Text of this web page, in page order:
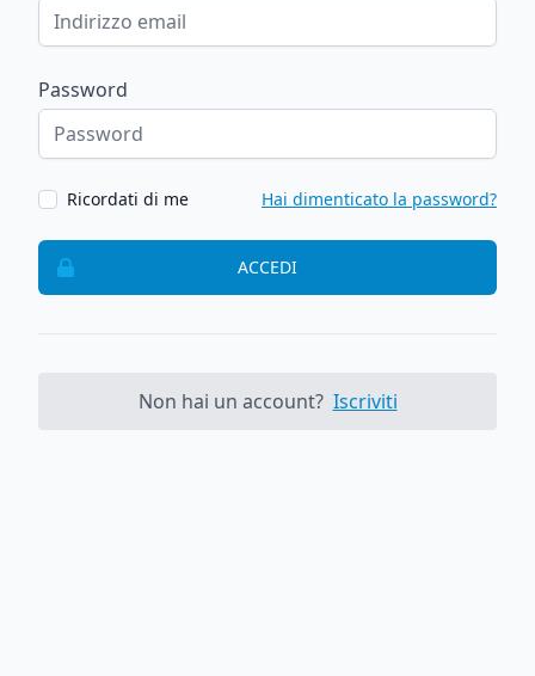
Password
Ricordati di me Hai dimenticato la password?
ACCEDI
Non hai un account? Iscriviti